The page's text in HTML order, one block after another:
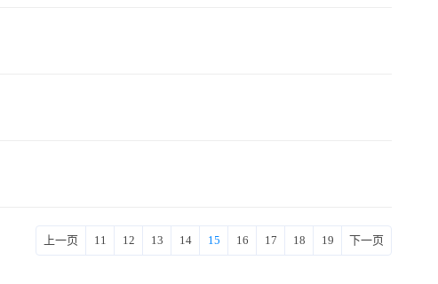
上一页 11 12 13 14 15 16 17 18 19 下一页